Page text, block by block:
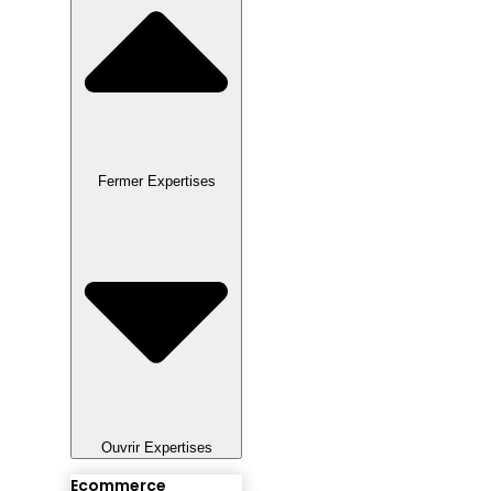
Fermer Expertises
Ouvrir Expertises
Ecommerce